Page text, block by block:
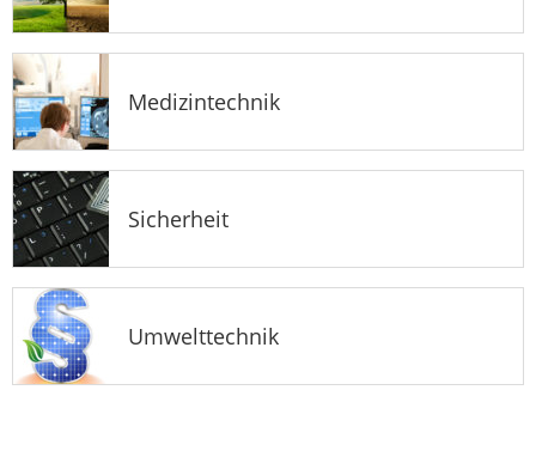
Medizintechnik
Sicherheit
Umwelttechnik